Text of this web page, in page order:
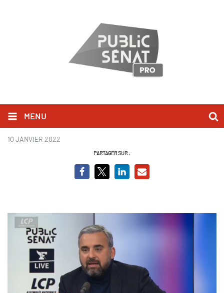
MENU
Alexis Corbière.PNG
10 JANVIER 2022
PARTAGER SUR :